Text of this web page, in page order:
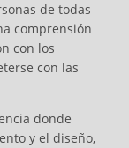
de todas
comprensión
con los
con las
donde
y el diseño,